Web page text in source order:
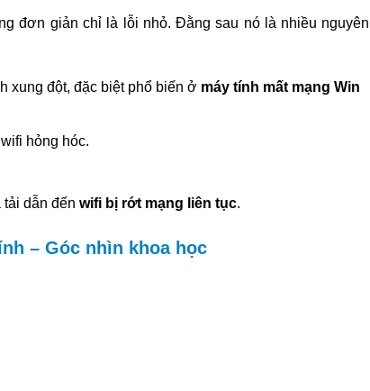
đơn giản chỉ là lỗi nhỏ. Đằng sau nó là nhiều nguyên
xung đột, đặc biệt phổ biến ở máy tính mất mạng Win
hỏng hóc.
dẫn đến wifi bị rớt mạng liên tục.
– Góc nhìn khoa học